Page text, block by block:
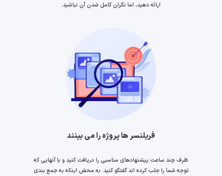
ارائه دهید، اما نگران کامل شدن آن نباشید.
فریلنسر ها پروژه را می بینند
ظرف چند ساعت پیشنهادهای مناسبی را دریافت کنید و با آنهایی که
توجه شما را جلب کرده اند گفتگو کنید. به محض اینکه به جمع بندی